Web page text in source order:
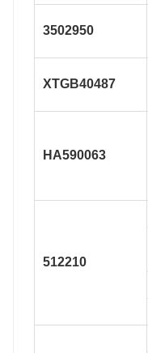
3502950
XTGB40487
HA590063
512210